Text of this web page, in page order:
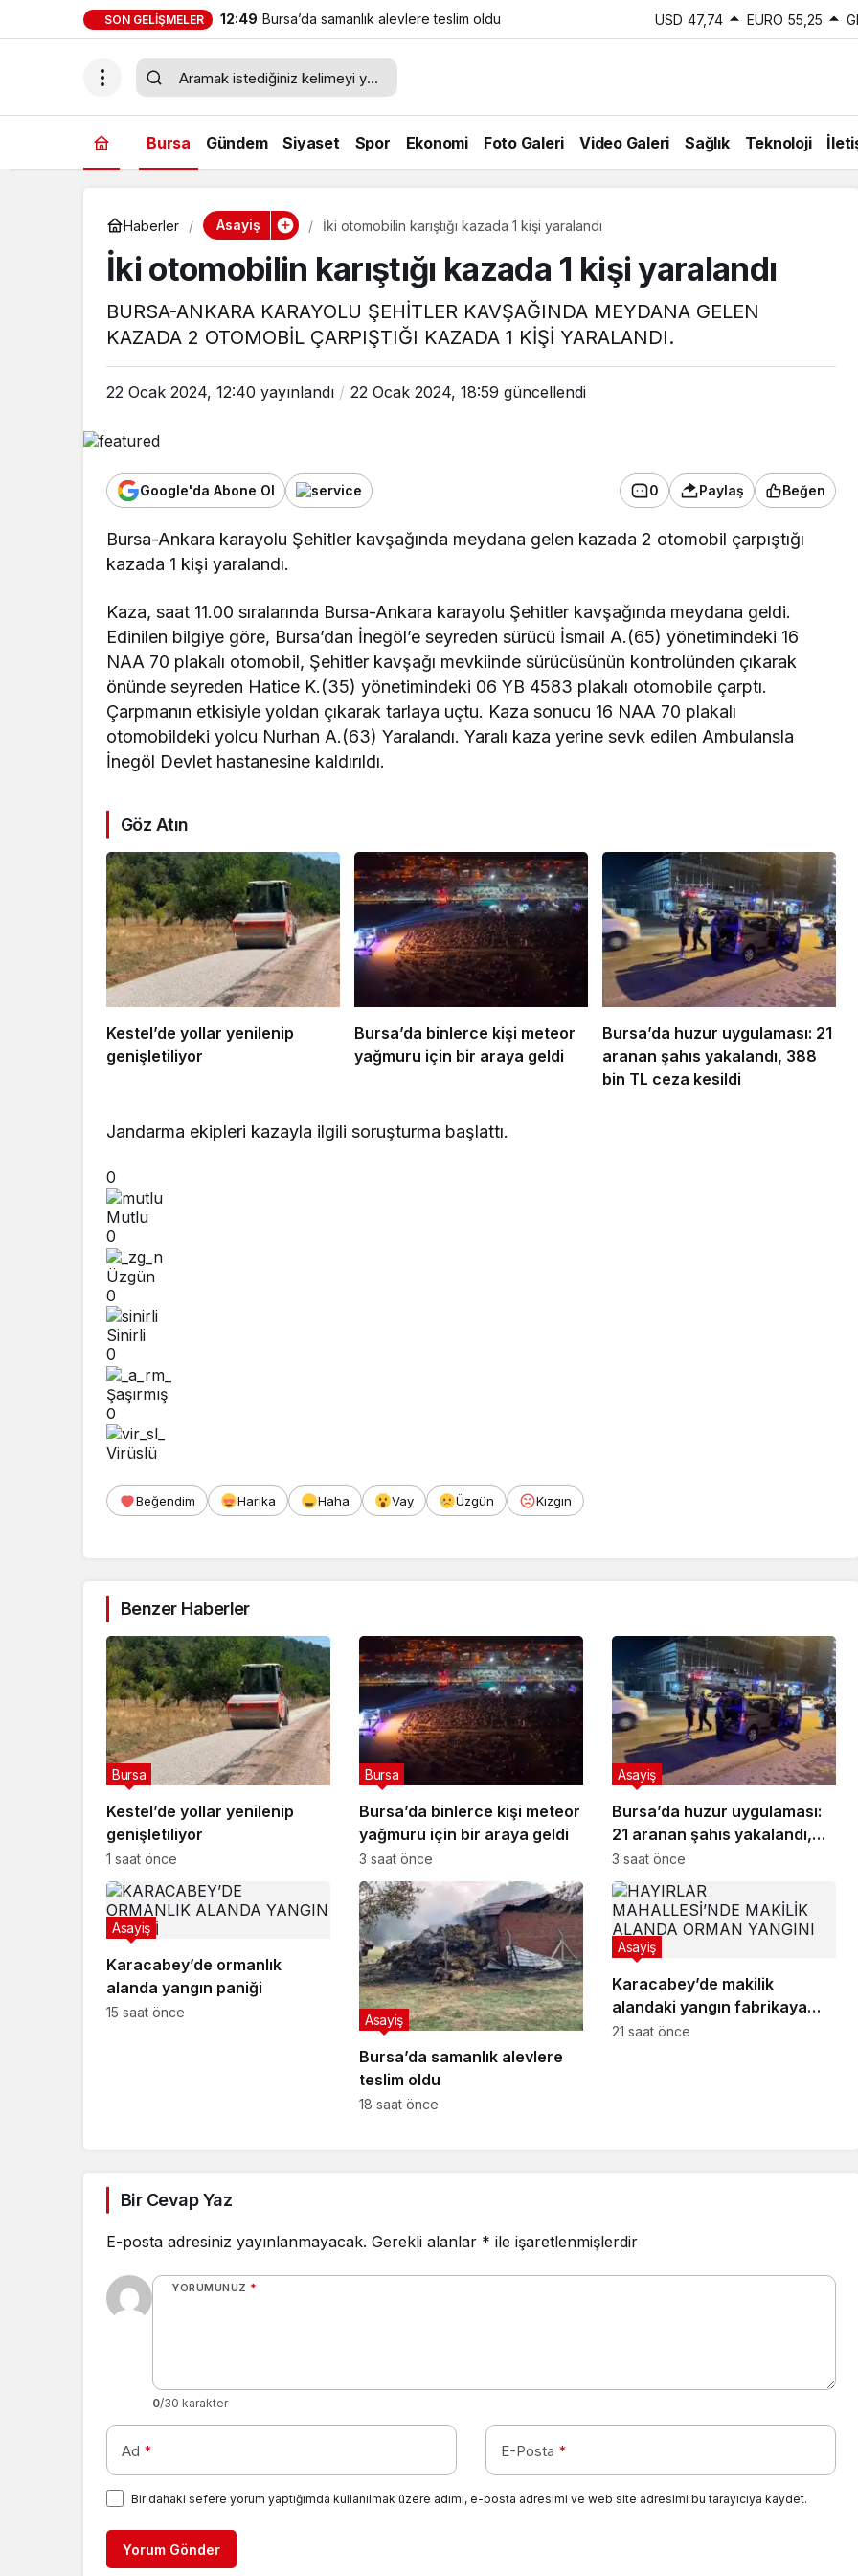
SON GELIŞMELER 12:49 Bursa’da samanlık alevlere teslim oldu USD 47,74 EURO 55,25
Bursa Gündem Siyaset Spor Ekonomi Foto Galeri Video Galeri Sağlık Teknoloji
Haberler Asayiş İki otomobilin karıştığı kazada 1 kişi yaralandı
İki otomobilin karıştığı kazada 1 kişi yaralandı
BURSA-ANKARA KARAYOLU ŞEHİTLER KAVŞAĞINDA MEYDANA GELEN
KAZADA 2 OTOMOBİL ÇARPIŞTIĞI KAZADA 1 KİŞİ YARALANDI.
22 Ocak 2024, 12:40 yayınlandı 22 Ocak 2024, 18:59 güncellendi
Google'da Abone Ol 0 Paylaş Beğen
Bursa-Ankara karayolu Şehitler kavşağında meydana gelen kazada 2 otomobil çarpıştığı
kazada 1 kişi yaralandı.
Kaza, saat 11.00 sıralarında Bursa-Ankara karayolu Şehitler kavşağında meydana geldi.
Edinilen bilgiye göre, Bursa’dan İnegöl’e seyreden sürücü İsmail A.(65) yönetimindeki 16
NAA 70 plakalı otomobil, Şehitler kavşağı mevkiinde sürücüsünün kontrolünden çıkarak
önünde seyreden Hatice K.(35) yönetimindeki 06 YB 4583 plakalı otomobile çarptı.
Çarpmanın etkisiyle yoldan çıkarak tarlaya uçtu. Kaza sonucu 16 NAA 70 plakalı
otomobildeki yolcu Nurhan A.(63) Yaralandı. Yaralı kaza yerine sevk edilen Ambulansla
İnegöl Devlet hastanesine kaldırıldı.
Göz Atın
Kestel’de yollar yenilenip
genişletiliyor
Bursa’da binlerce kişi meteor
yağmuru için bir araya geldi
Bursa’da huzur uygulaması: 21
aranan şahıs yakalandı, 388
bin TL ceza kesildi
Jandarma ekipleri kazayla ilgili soruşturma başlattı.
0
Mutlu
0
Üzgün
0
Sinirli
0
Şaşırmış
0
Virüslü
Beğendim Harika Haha Vay Üzgün Kızgın
Benzer Haberler
Kestel’de yollar yenilenip
genişletiliyor
Bursa
1 saat önce
Bursa’da binlerce kişi meteor
yağmuru için bir araya geldi
Bursa
3 saat önce
Bursa’da huzur uygulaması:
21 aranan şahıs yakalandı,
388 bin TL ceza kesildi
Asayiş
3 saat önce
Karacabey’de ormanlık
alanda yangın paniği
Asayiş
15 saat önce
Bursa’da samanlık alevlere
teslim oldu
Asayiş
18 saat önce
Karacabey’de makilik
alandaki yangın fabrikaya
ulaşmadan söndürüldü
Asayiş
21 saat önce
Bir Cevap Yaz
E-posta adresiniz yayınlanmayacak. Gerekli alanlar * ile işaretlenmişlerdir
YORUMUNUZ *
0/30 karakter
Ad * E-Posta *
Bir dahaki sefere yorum yaptığımda kullanılmak üzere adımı, e-posta adresimi ve web site adresimi bu tarayıcıya kaydet.
Yorum Gönder